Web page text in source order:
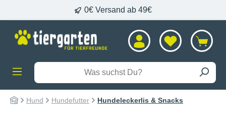
0€ Versand ab 49€
Hund Hundefutter Hundeleckerlis & Snacks